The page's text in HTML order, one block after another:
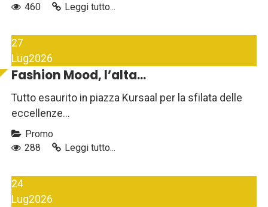
460
Leggi tutto...
27
Lug2026
Fashion Mood, l’alta...
Tutto esaurito in piazza Kursaal per la sfilata delle
eccellenze...
Promo
288
Leggi tutto...
24
Lug2026